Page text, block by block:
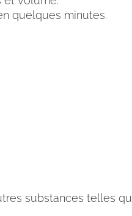
quelques minutes.
substances telles